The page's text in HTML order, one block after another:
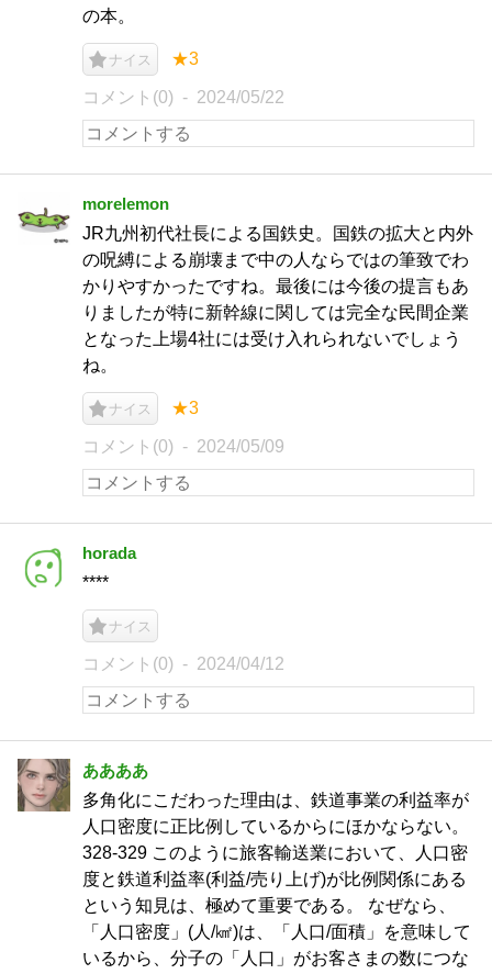
の本。
ナイス ★3
コメント(0) 2024/05/22
morelemon
JR九州初代社長による国鉄史。国鉄の拡大と内外
の呪縛による崩壊まで中の人ならではの筆致でわ
かりやすかったですね。最後には今後の提言もあ
りましたが特に新幹線に関しては完全な民間企業
となった上場4社には受け入れられないでしょう
ね。
ナイス ★3
コメント(0) 2024/05/09
horada
****
ナイス
コメント(0) 2024/04/12
ああああ
多角化にこだわった理由は、鉄道事業の利益率が
人口密度に正比例しているからにほかならない。
328-329 このように旅客輸送業において、人口密
度と鉄道利益率(利益/売り上げ)が比例関係にある
という知見は、極めて重要である。 なぜなら、
「人口密度」(人/㎢)は、「人口/面積」を意味して
いるから、分子の「人口」がお客さまの数につな